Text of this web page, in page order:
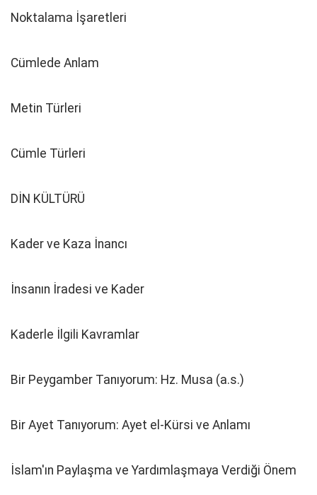
Noktalama İşaretleri
Cümlede Anlam
Metin Türleri
Cümle Türleri
DİN KÜLTÜRÜ
Kader ve Kaza İnancı
İnsanın İradesi ve Kader
Kaderle İlgili Kavramlar
Bir Peygamber Tanıyorum: Hz. Musa (a.s.)
Bir Ayet Tanıyorum: Ayet el-Kürsi ve Anlamı
İslam'ın Paylaşma ve Yardımlaşmaya Verdiği Önem